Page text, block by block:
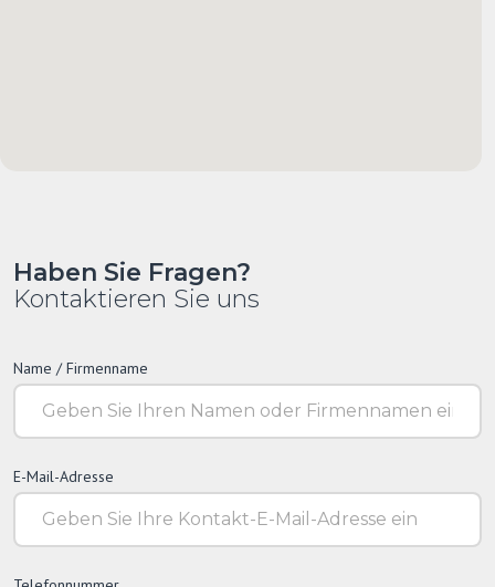
Haben Sie Fragen?
Kontaktieren Sie uns
Name / Firmenname
E-Mail-Adresse